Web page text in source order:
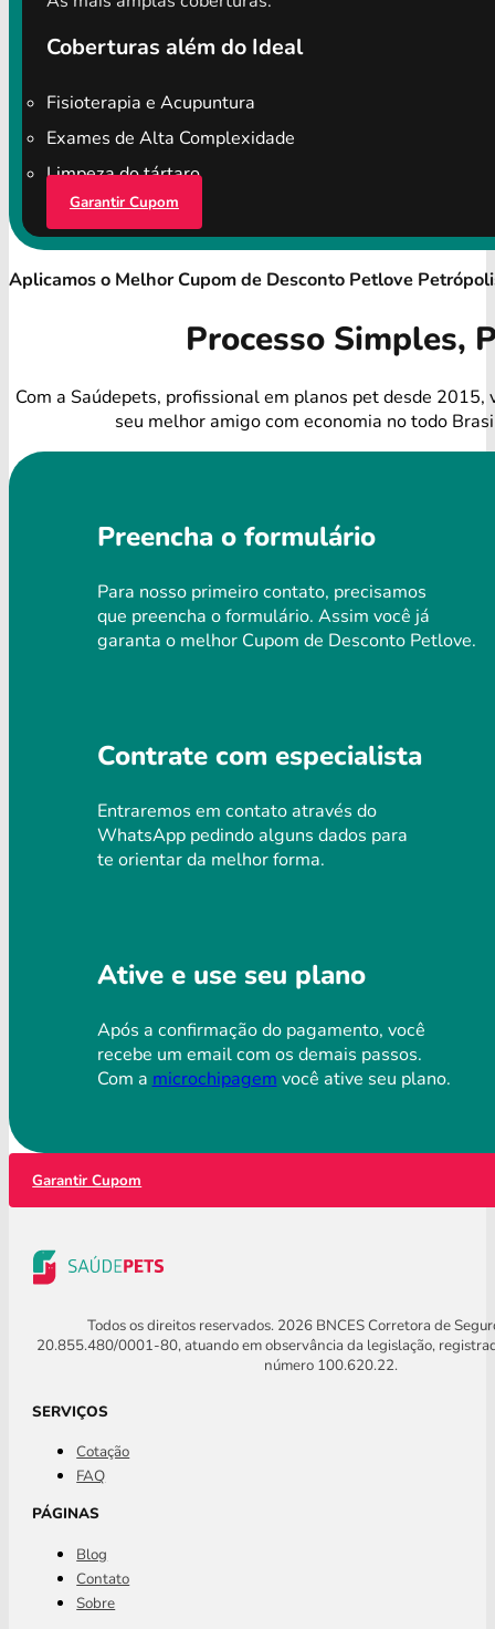
Coberturas além do Ideal
Fisioterapia e Acupuntura
Exames de Alta Complexidade
Limpeza do tártaro
Garantir Cupom
Aplicamos o Melhor Cupom de Desconto Petlove
Processo Simples,
Com a Saúdepets, profissional em planos pet desde 2015,
seu melhor amigo com economia no todo
Preencha o formulário
Para nosso primeiro contato, precisamos
que preencha o formulário. Assim você já
garanta o melhor Cupom de Desconto Petlove.
Contrate com especialista
Entraremos em contato através do
WhatsApp pedindo alguns dados para
te orientar da melhor forma.
Ative e use seu plano
Após a confirmação do pagamento, você
recebe um email com os demais passos.
Com a microchipagem você ative seu plano.
Garantir Cupom
Todos os direitos reservados. 2026 BNCES Corretora de
20.855.480/0001-80, atuando em observância da legislação,
número 100.620.22.
SERVIÇOS
Cotação
FAQ
PÁGINAS
Blog
Contato
Sobre